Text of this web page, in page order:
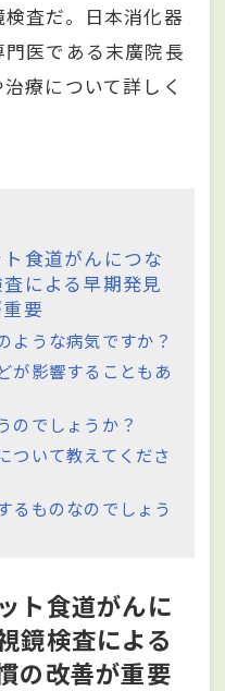
査だ。日本消化器
医である末廣院長
療について詳しく
食道がんにつな
による早期発見
要
ような病気ですか？
が影響することもあ
のでしょうか？
ついて教えてくださ
るものなのでしょう
ト食道がんに
鏡検査による
の改善が重要